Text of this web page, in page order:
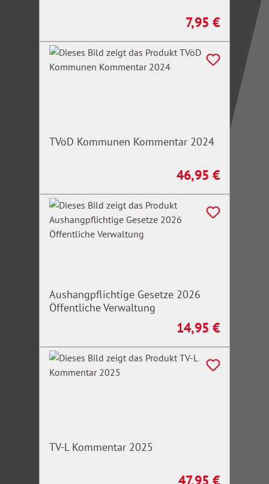
Regulärer Preis:
7,95 €
TVöD Kommunen Kommentar 2024
Regulärer Preis:
46,95 €
Aushangpflichtige Gesetze 2026
Öffentliche Verwaltung
Regulärer Preis:
14,95 €
TV-L Kommentar 2025
Regulärer Preis:
47,95 €